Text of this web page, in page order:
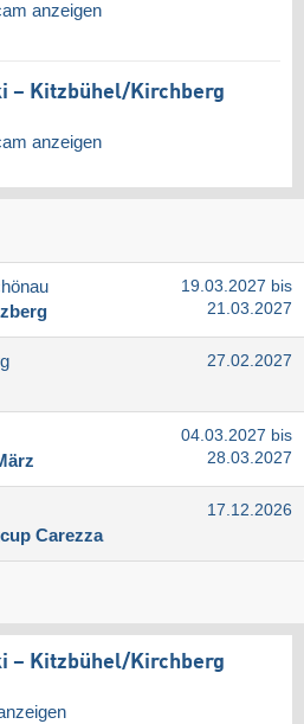
anzeigen
– Kitzbühel/​Kirchberg
anzeigen
19.03.2027 bis
21.03.2027
27.02.2027
04.03.2027 bis
28.03.2027
Carezza
17.12.2026
– Kitzbühel/​Kirchberg